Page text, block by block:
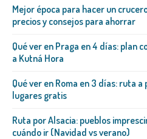
Mejor época para hacer un
precios y consejos para ahorrar
Qué ver en Praga en 4 días: plan
a Kutná Hora
Qué ver en Roma en 3 días: ruta
lugares gratis
Ruta por Alsacia: pueblos
cuándo ir (Navidad vs verano)